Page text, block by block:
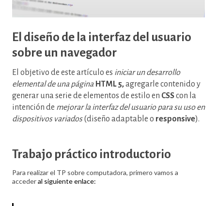
El diseño de la interfaz del usuario
sobre un navegador
El objetivo de este artículo es iniciar un desarrollo
elemental de una página HTML 5,agregarle contenido y
generar una serie de elementos de estilo en CSScon la
intención de mejorar la interfaz del usuario para su uso en
dispositivos variados(diseño adaptable o responsive).
Trabajo práctico introductorio
Para realizar el TP sobre computadora, primero vamos a
accederal siguiente enlace: